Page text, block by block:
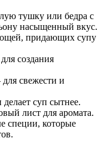
тушку или бедра с
насыщенный вкус.
придающих супу
создания
свежести и
делает суп сытнее.
лист для аромата.
специи, которые